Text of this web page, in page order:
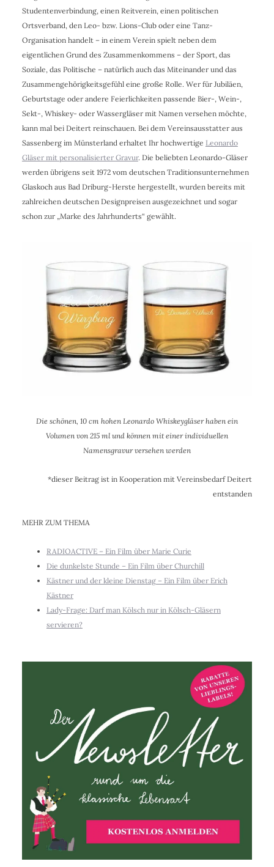
Studentenverbindung, einen Reitverein, einen politischen
Ortsverband, den Leo- bzw. Lions-Club oder eine Tanz-
Organisation handelt – in einem Verein spielt neben dem
eigentlichen Grund des Zusammenkommens – der Sport, das
Soziale, das Politische – natürlich auch das Miteinander und das
Zusammengehörigkeitsgefühl eine große Rolle. Wer für Jubiläen,
Geburtstage oder andere Feierlichkeiten passende Bier-, Wein-,
Sekt-, Whiskey- oder Wassergläser mit Namen versehen möchte,
kann mal bei Deitert reinschauen. Bei dem Vereinsausstatter aus
Sassenberg im Münsterland erhaltet Ihr hochwertige Leonardo
Gläser mit personalisierter Gravur. Die beliebten Leonardo-Gläser
werden übrigens seit 1972 vom deutschen Traditionsunternehmen
Glaskoch aus Bad Driburg-Herste hergestellt, wurden bereits mit
zahlreichen deutschen Designpreisen ausgezeichnet und sogar
schon zur „Marke des Jahrhunderts“ gewählt.
Die schönen, 10 cm hohen Leonardo Whiskeygläser haben ein
Volumen von 215 ml und können mit einer individuellen
Namensgravur versehen werden
*dieser Beitrag ist in Kooperation mit Vereinsbedarf Deitert
entstanden
MEHR ZUM THEMA
RADIOACTIVE – Ein Film über Marie Curie
Die dunkelste Stunde – Ein Film über Churchill
Kästner und der kleine Dienstag – Ein Film über Erich
Kästner
Lady-Frage: Darf man Kölsch nur in Kölsch-Gläsern
servieren?